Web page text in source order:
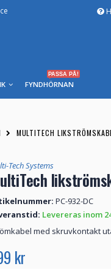
FYNDHÖRNAN
PASSA PÅ!
MULTITECH
Tech Systems
PC-932-DC
Levereras inom
med skruvkontakt
kr